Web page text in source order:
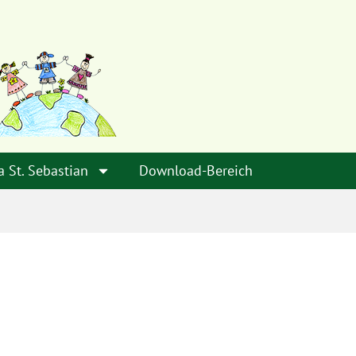
St. Sebastian Download-Bereich